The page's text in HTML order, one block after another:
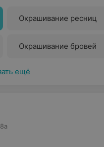
Окрашивание ресниц
Окрашивание бровей
ещё